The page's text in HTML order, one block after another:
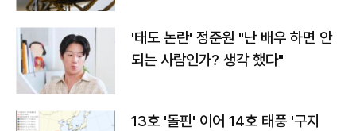
'태도 논란' 정준원 "난 배우 하면 안
되는 사람인가? 생각 했다"
13호 '돌핀' 이어 14호 태풍 '구지